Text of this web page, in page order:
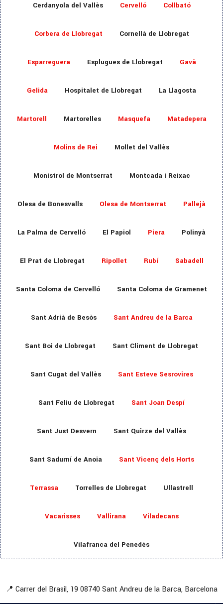
Cerdanyola del Vallès Cervelló Collbató
Corbera de Llobregat Cornellà de Llobregat
Esparreguera Esplugues de Llobregat Gavà
Gelida Hospitalet de Llobregat La Llagosta
Martorell Martorelles Masquefa Matadepera
Molins de Rei Mollet del Vallès
Monistrol de Montserrat Montcada i Reixac
Olesa de Bonesvalls Olesa de Montserrat Pallejà
La Palma de Cervelló El Papiol Piera Polinyà
El Prat de Llobregat Ripollet Rubí Sabadell
Santa Coloma de Cervelló Santa Coloma de Gramenet
Sant Adrià de Besòs Sant Andreu de la Barca
Sant Boi de Llobregat Sant Climent de Llobregat
Sant Cugat del Vallès Sant Esteve Sesrovires
Sant Feliu de Llobregat Sant Joan Despí
Sant Just Desvern Sant Quirze del Vallès
Sant Sadurní de Anoia Sant Vicenç dels Horts
Terrassa Torrelles de Llobregat Ullastrell
Vacarisses Vallirana Viladecans
Vilafranca del Penedès
📍 Carrer del Brasil, 19 08740 Sant Andreu de la Barca, Barcelona